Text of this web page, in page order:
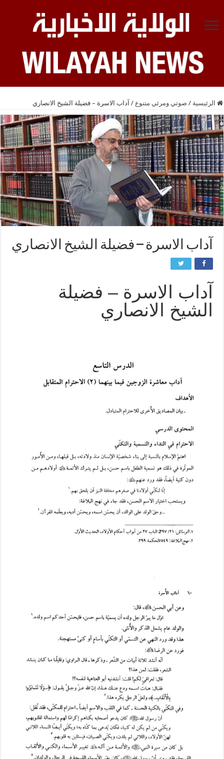
الرئيسية / صوتي ومرئي متنوع / آداب الاسرة – فضيلة الشيخ الانصاري
آداب الاسرة – فضيلة الشيخ الانصاري
آداب الاسرة – فضيلة
الشيخ الانصاري